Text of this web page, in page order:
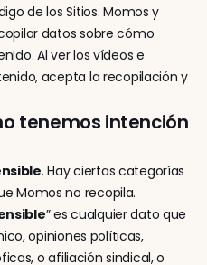
de los Sitios. Momos y
datos sobre cómo
Al ver los vídeos e
acepta la recopilación y
tenemos intención
. Hay ciertas categorías
Momos no recopila.
” es cualquier dato que
opiniones políticas,
o afiliación sindical, o